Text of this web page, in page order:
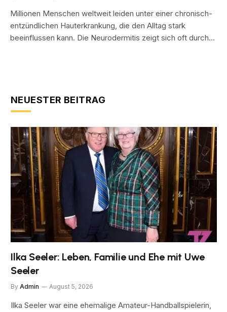
Millionen Menschen weltweit leiden unter einer chronisch-
entzündlichen Hauterkrankung, die den Alltag stark
beeinflussen kann. Die Neurodermitis zeigt sich oft durch…
NEUESTER BEITRAG
Ilka Seeler: Leben, Familie und Ehe mit Uwe
Seeler
By Admin August 5, 2026
Ilka Seeler war eine ehemalige Amateur-Handballspielerin,